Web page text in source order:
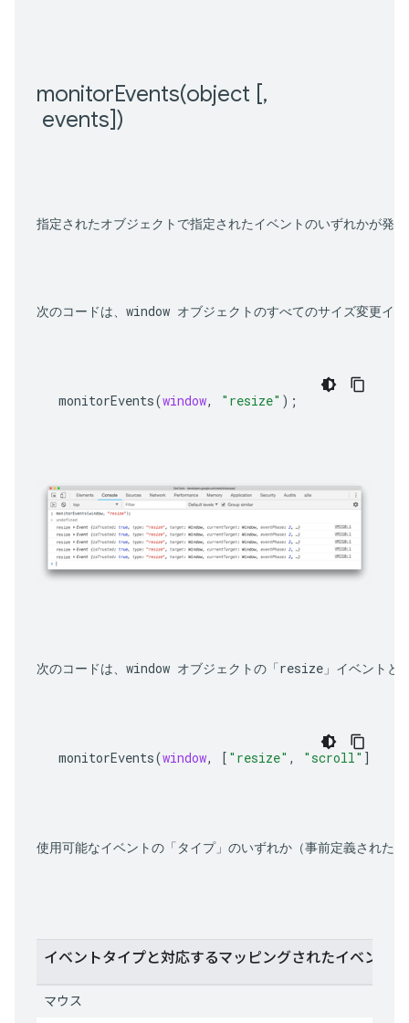
monitorEvents(object [,
events])
指定されたオブジェクトで指定されたイベントのいずれかが発
次のコードは、window オブジェクトのすべてのサイズ変更イ
monitorEvents(window, "resize" );
次のコードは、window オブジェクトの「resize」イベント
monitorEvents(window, [ "resize" , "scroll" ])
使用可能なイベントの「タイプ」のいずれか（事前定義された
イベントタイプと対応するマッピングされたイベント
マウス